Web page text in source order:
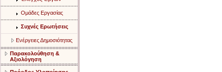
Ομάδες Εργασίας
Συχνές Ερωτήσεις
Ενέργειες Δημοσιότητας
Παρακολούθηση &
Αξιολόγηση